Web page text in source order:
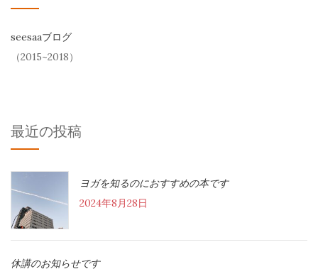
seesaaブログ
（2015~2018）
最近の投稿
ヨガを知るのにおすすめの本です
2024年8月28日
休講のお知らせです